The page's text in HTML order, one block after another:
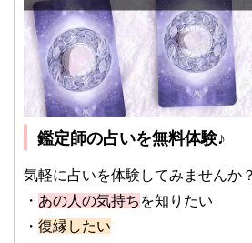
鑑定師の占いを無料体験♪
気軽に占いを体験してみませんか？
・ あの人の気持ち を知りたい
・ 復縁したい